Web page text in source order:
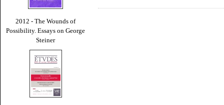
2012 - The Wounds of
Possibility. Essays on George
Steiner